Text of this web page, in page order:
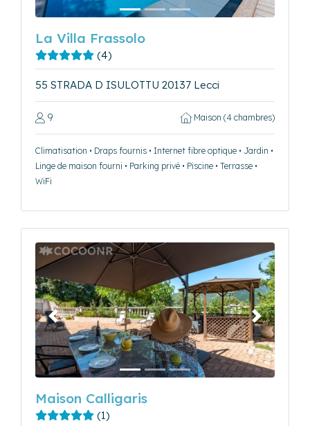
La Villa Frassolo
(4)
55 STRADA D ISULOTTU 20137 Lecci
9 Maison (4 chambres)
Climatisation • Draps fournis • Internet fibre optique • Jardin •
Linge de maison fourni • Parking privé • Piscine • Terrasse •
WiFi
Précédent Suivant
Maison Calligaris
(1)